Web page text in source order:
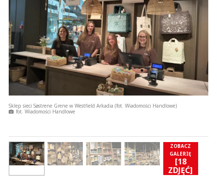
Sklep sieci Søstrene Grene w Westfield Arkadia (fot. Wiadomości Handlowe)
fot. Wiadomości Handlowe
ZOBACZ
GALERIĘ
[18
ZDJĘĆ]